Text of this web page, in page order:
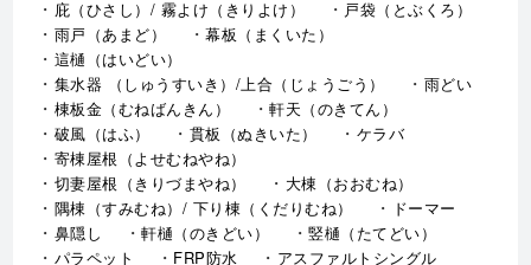
庇（ひさし）/ 霧よけ（きりよけ）
戸袋（とぶくろ）
雨戸（あまど）
幕板（まくいた）
這樋（はいどい）
集水器 （しゅうすいき）/上合（じょうごう）
雨どい
棟板金（むねばんきん）
軒天（のきてん）
破風（はふ）
貫板（ぬきいた）
ケラバ
寄棟屋根（よせむねやね）
切妻屋根（きりづまやね）
大棟（おおむね）
隅棟（すみむね）/ 下り棟（くだりむね）
ドーマー
鼻隠し
軒樋（のきどい）
竪樋（たてどい）
パラペット
FRP防水
アスファルトシングル